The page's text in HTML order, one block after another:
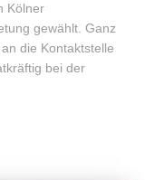
Kölner
gewählt. Ganz
die Kontaktstelle
bei der